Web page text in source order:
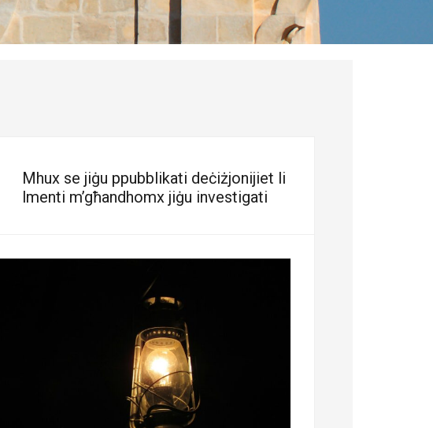
Mhux se jiġu ppubblikati deċiżjonijiet li
lmenti m’għandhomx jiġu investigati